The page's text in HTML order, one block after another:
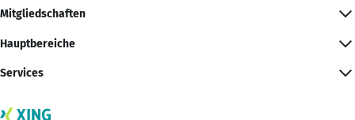
Mitgliedschaften
Hauptbereiche
Services